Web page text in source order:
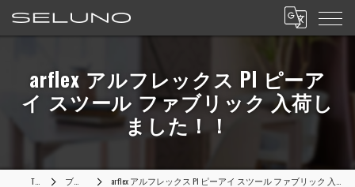
arflex アルフレックス PI ピーア
イ スツール ファブリック 入荷し
ました！！
TOP ブログ arflex アルフレックス PI ピーアイ スツール ファブリック 入荷しました！！